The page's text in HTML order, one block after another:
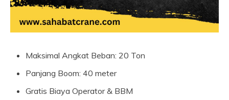
Maksimal Angkat Beban: 20 Ton
Panjang Boom: 40 meter
Gratis Biaya Operator & BBM